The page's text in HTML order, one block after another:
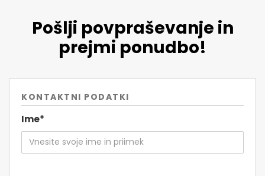
Pošlji povpraševanje in
prejmi ponudbo!
KONTAKTNI PODATKI
Ime*